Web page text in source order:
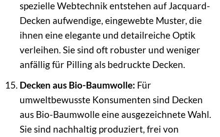
spezielle Webtechnik entstehen auf Jacquard-
Decken aufwendige, eingewebte Muster, die
ihnen eine elegante und detailreiche Optik
verleihen. Sie sind oft robuster und weniger
anfällig für Pilling als bedruckte Decken.
Decken aus Bio-Baumwolle: Für
umweltbewusste Konsumenten sind Decken
aus Bio-Baumwolle eine ausgezeichnete Wahl.
Sie sind nachhaltig produziert, frei von